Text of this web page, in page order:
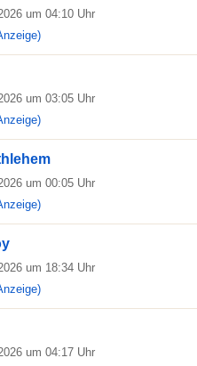
um 04:10 Uhr
um 03:05 Uhr
um 00:05 Uhr
um 18:34 Uhr
um 04:17 Uhr